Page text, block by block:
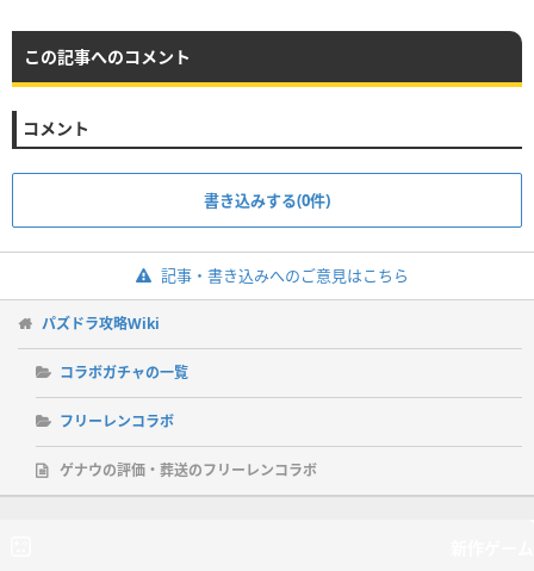
この記事へのコメント
コメント
書き込みする(0件)
記事・書き込みへのご意見はこちら
パズドラ攻略Wiki
コラボガチャの一覧
フリーレンコラボ
ゲナウの評価・葬送のフリーレンコラボ